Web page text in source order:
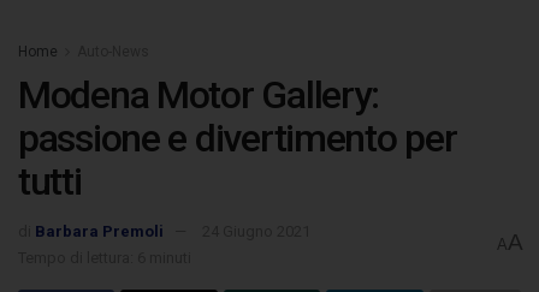
Home
Modena Motor Gallery:
passione e divertimento per
tutti
Barbara Premoli
AA